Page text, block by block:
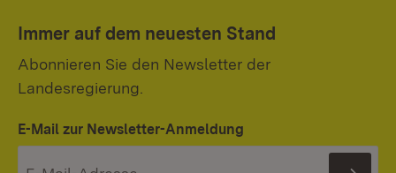
Immer auf dem neuesten Stand
Abonnieren Sie den Newsletter der
Landesregierung.
E-Mail zur Newsletter-Anmeldung